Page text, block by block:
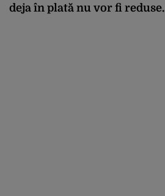
deja în plată nu vor fi reduse.